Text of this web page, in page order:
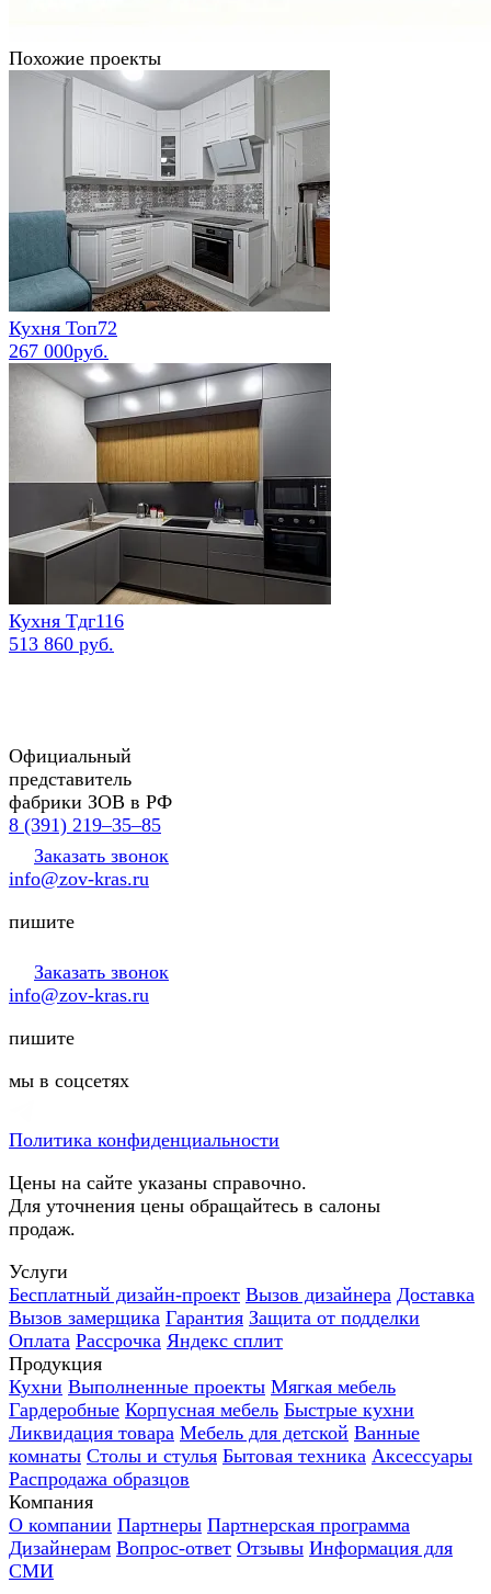
Похожие проекты
Кухня Топ72
267 000руб.
Кухня Тдг116
513 860 руб.
Официальный
представитель
фабрики ЗОВ в РФ
8 (391) 219‒35‒85
Заказать звонок
info@zov-kras.ru
пишите
Заказать звонок
info@zov-kras.ru
пишите
мы в соцсетях
Политика конфиденциальности
Цены на сайте указаны справочно.
Для уточнения цены обращайтесь в салоны
продаж.
Услуги
Бесплатный дизайн-проект Вызов дизайнера Доставка
Вызов замерщика Гарантия Защита от подделки
Оплата Рассрочка Яндекс сплит
Продукция
Кухни Выполненные проекты Мягкая мебель
Гардеробные Корпусная мебель Быстрые кухни
Ликвидация товара Мебель для детской Ванные
комнаты Столы и стулья Бытовая техника Аксессуары
Распродажа образцов
Компания
О компании Партнеры Партнерская программа
Дизайнерам Вопрос-ответ Отзывы Информация для
СМИ